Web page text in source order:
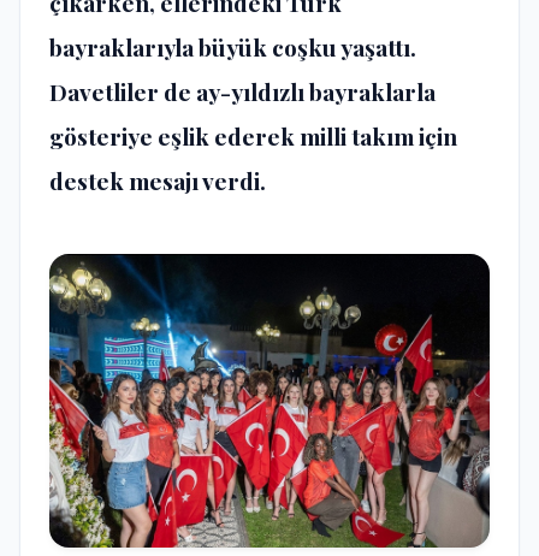
bayraklarıyla büyük coşku yaşattı.
Davetliler de ay-yıldızlı bayraklarla
gösteriye eşlik ederek milli takım için
destek mesajı verdi.